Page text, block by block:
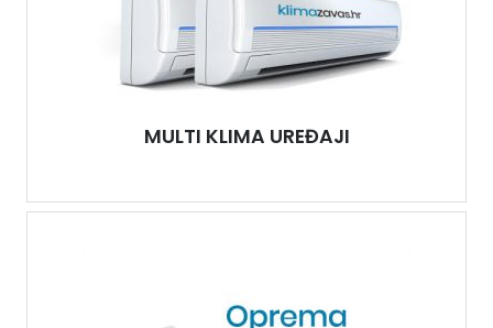
MULTI KLIMA UREĐAJI